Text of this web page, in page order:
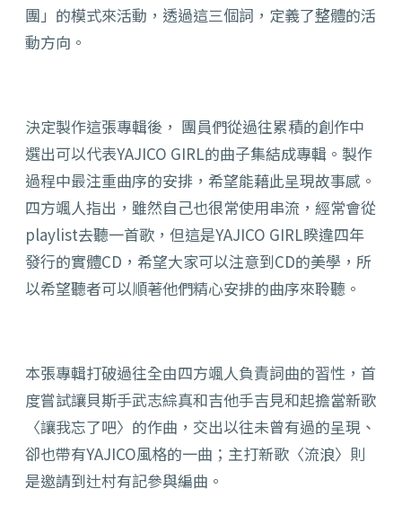
團」的模式來活動，透過這三個詞，定義了整體的活
動方向。
決定製作這張專輯後， 團員們從過往累積的創作中
選出可以代表YAJICO GIRL的曲子集結成專輯。製作
過程中最注重曲序的安排，希望能藉此呈現故事感。
四方颯人指出，雖然自己也很常使用串流，經常會從
playlist去聽一首歌，但這是YAJICO GIRL睽違四年
發行的實體CD，希望大家可以注意到CD的美學，所
以希望聽者可以順著他們精心安排的曲序來聆聽。
本張專輯打破過往全由四方颯人負責詞曲的習性，首
度嘗試讓貝斯手武志綜真和吉他手吉見和起擔當新歌
〈讓我忘了吧〉的作曲，交出以往未曾有過的呈現、
卻也帶有YAJICO風格的一曲；主打新歌〈流浪〉則
是邀請到辻村有記參與編曲。